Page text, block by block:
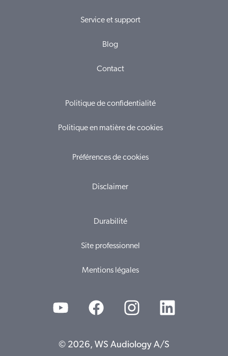
Service et support
Blog
Contact
Politique de confidentialité
Politique en matière de cookies
Préférences de cookies
Disclaimer
Durabilité
Site professionnel
Mentions légales
© 2026, WS Audiology A/S